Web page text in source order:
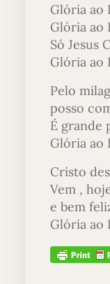
Glória ao
Glória ao
Só Jesus
Glória ao
Pelo
posso
É grande
Glória ao
Cristo
Vem ,
e bem
Glória ao